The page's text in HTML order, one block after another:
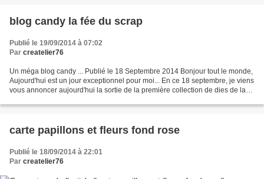
blog candy la fée du scrap
Publié le 19/09/2014 à 07:02
Par createlier76
Un méga blog candy ... Publié le 18 Septembre 2014 Bonjour tout le monde,
Aujourd'hui est un jour exceptionnel pour moi... En ce 18 septembre, je viens
vous annoncer aujourd'hui la sortie de la première collection de dies de la
carte papillons et fleurs fond rose
Publié le 18/09/2014 à 22:01
Par createlier76